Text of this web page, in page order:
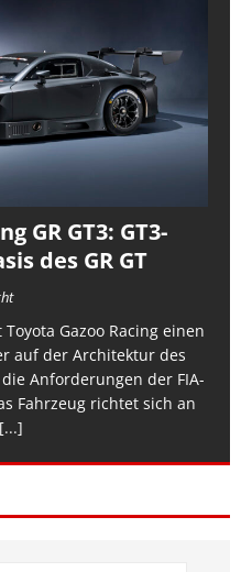
GR GT3: GT3-
des GR GT
Gazoo Racing einen
auf der Architektur des
Anforderungen der FIA-
Fahrzeug richtet sich an
[...]